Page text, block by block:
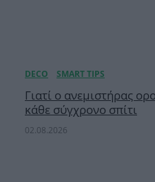
Γιατί ο ανεμιστήρας
κάθε σύγχρονο σπίτι
02.08.2026